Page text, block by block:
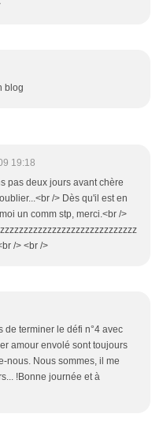
blog
19:18
pas deux jours avant chère
/> Dès qu'il est en
un comm stp, merci.<br />
/> <br />
de terminer le défi n°4 avec
amour envolé sont toujours
nous. Nous sommes, il me
!Bonne journée et à